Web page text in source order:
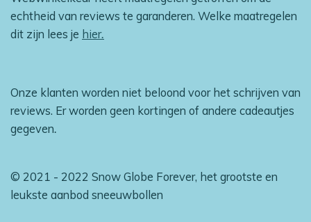
echtheid van reviews te garanderen. Welke maatregelen
dit zijn lees je hier.
Onze klanten worden niet beloond voor het schrijven van
reviews. Er worden geen kortingen of andere cadeautjes
gegeven.
© 2021 - 2022 Snow Globe Forever, het grootste en
leukste aanbod sneeuwbollen